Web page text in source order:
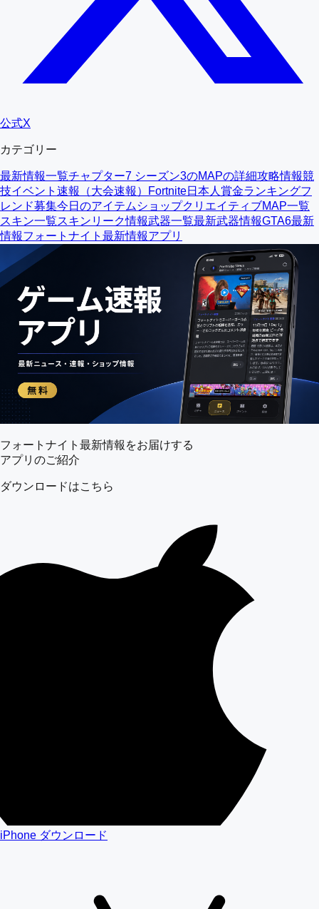
公式X
カテゴリー
最新情報一覧チャプター7 シーズン3のMAPの詳細攻略情報競
技イベント速報（大会速報）
Fortnite日本人賞金ランキングフ
レンド募集今日のアイテムショップクリエイティブMAP一覧
スキン一覧スキンリーク情報武器一覧最新武器情報GTA6最新
情報フォートナイト最新情報アプリ
フォートナイト最新情報をお届けする
アプリのご紹介
ダウンロードはこちら
iPhone ダウンロード